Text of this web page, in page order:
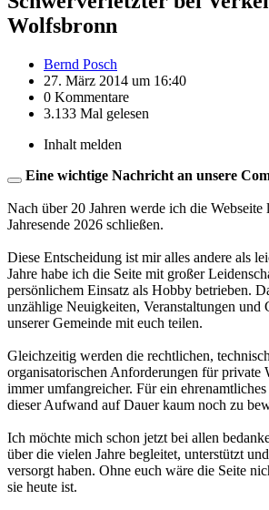
Wolfsbronn
Bernd Posch
27. März 2014 um 16:40
0 Kommentare
3.133 Mal gelesen
Inhalt melden
Eine wichtige Nachricht an unsere
Nach über 20 Jahren werde ich die Webseite
Jahresende 2026 schließen.
Diese Entscheidung ist mir alles andere als
Jahre habe ich die Seite mit großer
persönlichem Einsatz als Hobby betrieben.
unzählige Neuigkeiten, Veranstaltungen und
unserer Gemeinde mit euch teilen.
Gleichzeitig werden die rechtlichen,
organisatorischen Anforderungen für private
immer umfangreicher. Für ein
dieser Aufwand auf Dauer kaum noch zu
Ich möchte mich schon jetzt bei allen
über die vielen Jahre begleitet, unterstützt
versorgt haben. Ohne euch wäre die Seite
sie heute ist.